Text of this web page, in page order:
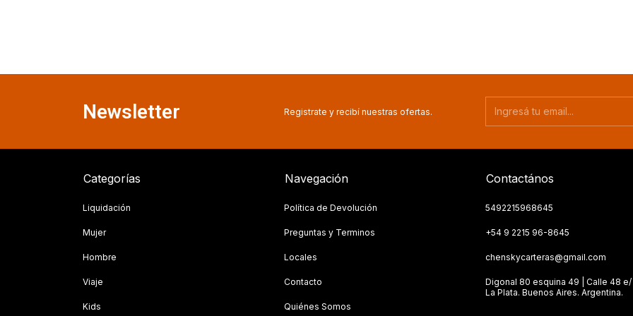
Newsletter Registrate y recibí nuestras ofertas.
Categorías
Liquidación
Mujer
Hombre
Viaje
Kids
Navegación
Política de Devolución
Preguntas y Terminos
Locales
Contacto
Quiénes Somos
Contactános
5492215968645
+54 9 2215 96-8645
chenskycarteras@gmail.com
Digonal 80 esquina 49 | Calle 48 e/
La Plata. Buenos Aires. Argentina.